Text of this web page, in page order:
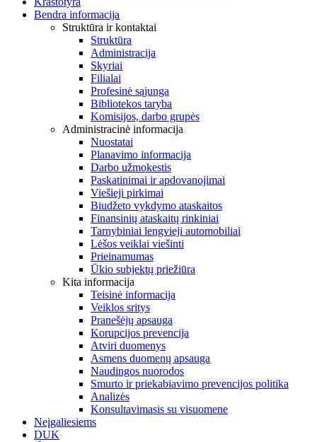
Bendra informacija
Struktūra ir kontaktai
Struktūra
Administracija
Skyriai
Filialai
Profesinė sąjunga
Bibliotekos taryba
Komisijos, darbo grupės
Administracinė informacija
Nuostatai
Planavimo informacija
Darbo užmokestis
Paskatinimai ir apdovanojimai
Viešieji pirkimai
Biudžeto vykdymo ataskaitos
Finansinių ataskaitų rinkiniai
Tarnybiniai lengvieji automobiliai
Lėšos veiklai viešinti
Prieinamumas
Ūkio subjektų priežiūra
Kita informacija
Teisinė informacija
Veiklos sritys
Pranešėjų apsauga
Korupcijos prevencija
Atviri duomenys
Asmens duomenų apsauga
Naudingos nuorodos
Smurto ir priekabiavimo prevencijos politika
Analizės
Konsultavimasis su visuomene
Neįgaliesiems
DUK